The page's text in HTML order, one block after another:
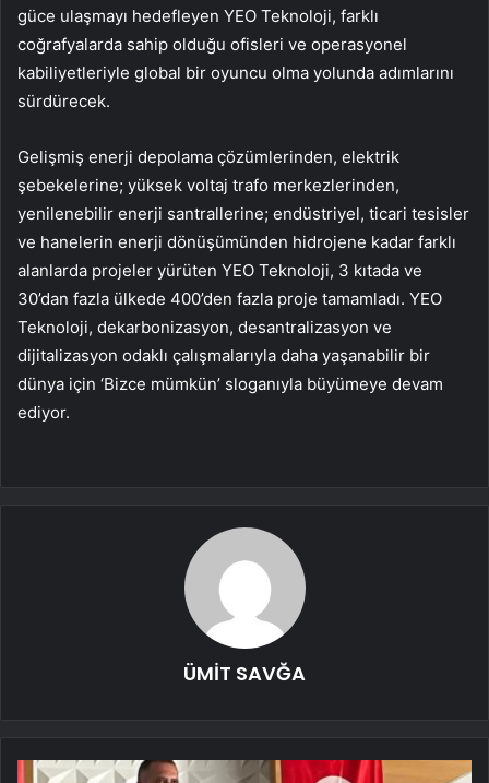
güce ulaşmayı hedefleyen YEO Teknoloji, farklı
coğrafyalarda sahip olduğu ofisleri ve operasyonel
kabiliyetleriyle global bir oyuncu olma yolunda adımlarını
sürdürecek.
Gelişmiş enerji depolama çözümlerinden, elektrik
şebekelerine; yüksek voltaj trafo merkezlerinden,
yenilenebilir enerji santrallerine; endüstriyel, ticari tesisler
ve hanelerin enerji dönüşümünden hidrojene kadar farklı
alanlarda projeler yürüten YEO Teknoloji, 3 kıtada ve
30’dan fazla ülkede 400’den fazla proje tamamladı. YEO
Teknoloji, dekarbonizasyon, desantralizasyon ve
dijitalizasyon odaklı çalışmalarıyla daha yaşanabilir bir
dünya için ‘Bizce mümkün’ sloganıyla büyümeye devam
ediyor.
ÜMİT SAVĞA